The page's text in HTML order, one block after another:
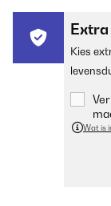
Kies
Wat is